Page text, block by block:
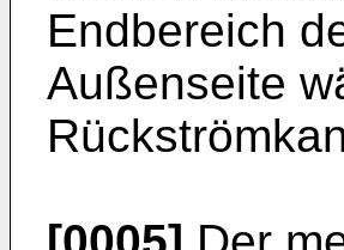
Endbereich
Außenseite